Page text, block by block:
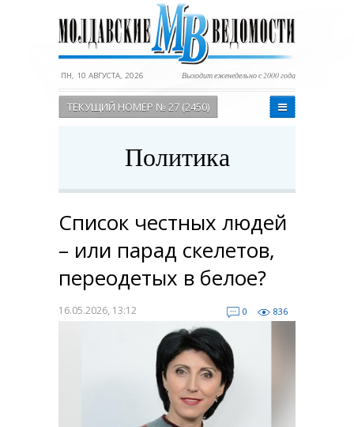
ПН, 10 АВГУСТА, 2026 Выходит еженедельно с 2000 года
ТЕКУЩИЙ НОМЕР № 27 (2450)
Политика
Список честных людей
– или парад скелетов,
переодетых в белое?
16.05.2026, 13:12 0 836